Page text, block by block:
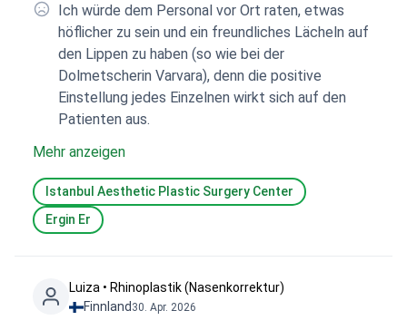
Ich würde dem Personal vor Ort raten, etwas
höflicher zu sein und ein freundliches Lächeln auf
den Lippen zu haben (so wie bei der
Dolmetscherin Varvara), denn die positive
Einstellung jedes Einzelnen wirkt sich auf den
Patienten aus.
Mehr anzeigen
Istanbul Aesthetic Plastic Surgery Center
Ergin Er
Luiza • Rhinoplastik (Nasenkorrektur)
Finnland 30. Apr. 2026